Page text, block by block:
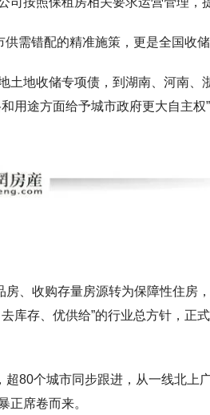
需错配的精准施策，更是全国收
土地收储专项债 ，到湖南、河南、
用途方面给予城市政府更大自主权
、收购存量房源转为保障性住房
库存、优供给”的行业总方针，正
超80个城市同步跟进，从一线北上
正席卷而来。